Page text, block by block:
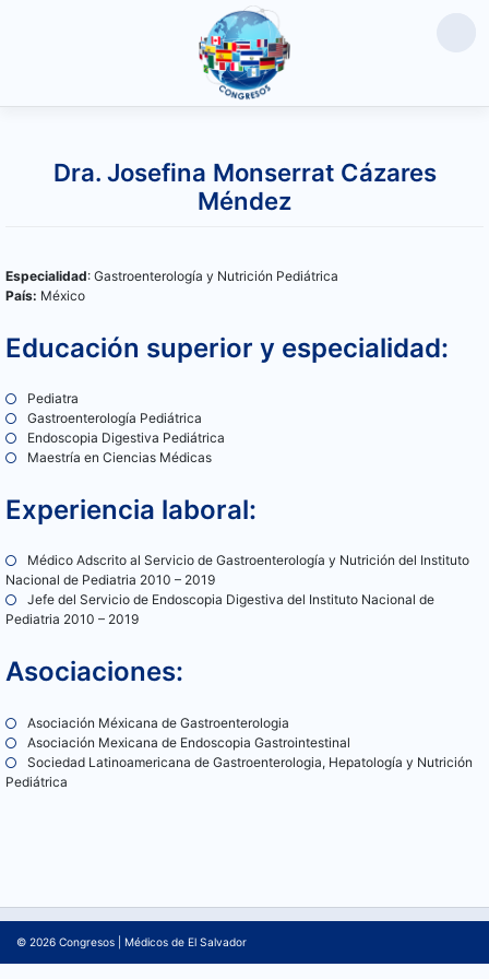
contenidoDra. Josefina Monserrat Cázares
Méndez
Especialidad: Gastroenterología y Nutrición Pediátrica
País: México
Educación superior y especialidad:
Pediatra
Gastroenterología Pediátrica
Endoscopia Digestiva Pediátrica
Maestría en Ciencias Médicas
Experiencia laboral:
Médico Adscrito al Servicio de Gastroenterología y Nutrición del Instituto
Nacional de Pediatria 2010 – 2019
Jefe del Servicio de Endoscopia Digestiva del Instituto Nacional de
Pediatria 2010 – 2019
Asociaciones:
Asociación Méxicana de Gastroenterologia
Asociación Mexicana de Endoscopia Gastrointestinal
Sociedad Latinoamericana de Gastroenterologia, Hepatología y Nutrición
Pediátrica
© 2026 Congresos Médicos de El Salvador